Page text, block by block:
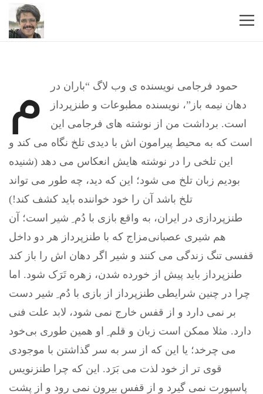
م
حمود فرجامی نويسنده ی وب لاگ “باران در
دهان نيمه باز”، نويسنده مطبوعات و طنزپرداز
است. برداشت من از نوشته های فرجامی اين
است که به محيط پيرامون اش با ديدی تلخ نگاه می کند و
اين تلخی را در نوشته هايش انعکاس می دهد (شنيده
بوديم زبان تلخ می شود؛ اين که ديد، چه طور می تواند
تلخ باشد آن را خود خواننده بايد کشف کند!)
طنزپردازی در ايران، به واقع بازی با دُم ِ شير است؛ آن
هم شيری عصبانی‌مزاج که با طنزپرداز هر دو داخل
قفسی تنگ زندگی می کنند و شير اگر دهان اش را باز کند
طنزپرداز بايد پيش از خورده شدن، زهره تَرَک شود. اما
چرا در چنين شرايطی طنزپرداز از بازی با دُم ِ شير دست
بر نمی دارد و از قفس خارج نمی شود، لابد علت فنی
دارد. مثلا ممکن است زبان و قلم ِ او همين طوری بی‌خود
می چرخد؛ يا اين که از سر به سر گذاشتن با موجودی
قوی تر از خود لذت می بَرَد. اين که چرا طنزنويس
پاسپورت نمی گيرد و از قفس بيرون نمی رود و از پشت